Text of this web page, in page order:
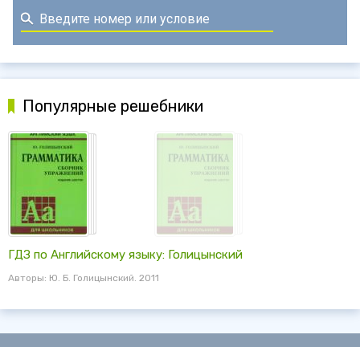
Популярные решебники
ГДЗ по Английскому языку: Голицынский
Авторы: Ю. Б. Голицынский. 2011